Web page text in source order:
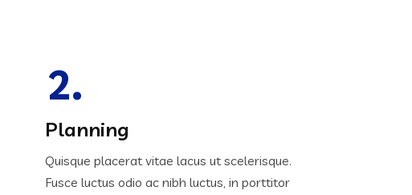
2.
Planning
Quisque placerat vitae lacus ut scelerisque.
Fusce luctus odio ac nibh luctus, in porttitor